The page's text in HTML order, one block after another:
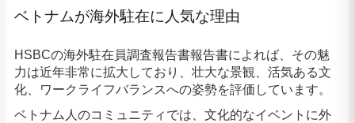
ベトナムが海外駐在に人気な理由
HSBCの海外駐在員調査報告書報告書によれば、その魅
力は近年非常に拡大しており、壮大な景観、活気ある文
化、ワークライフバランスへの姿勢を評価しています。
ベトナム人のコミュニティでは、文化的なイベントに外